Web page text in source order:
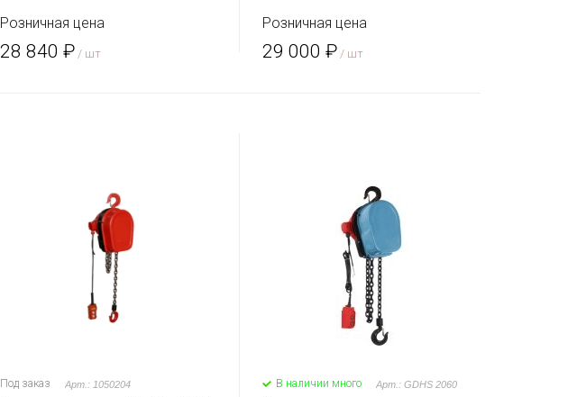
Розничная цена
28 840 ₽/ шт
Розничная цена
29 000 ₽ / шт
Под заказ Арт.: 1050204 В наличии много Арт.: GDHS 2060